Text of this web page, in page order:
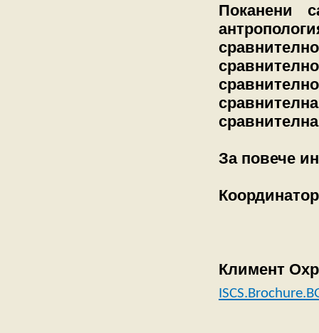
Поканени
За повече
Климент